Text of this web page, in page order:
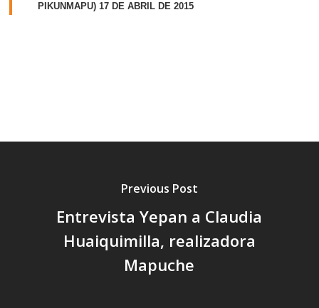
PIKUNMAPU) 17 DE ABRIL DE 2015
Previous Post
Entrevista Yepan a Claudia
Huaiquimilla, realizadora
Mapuche